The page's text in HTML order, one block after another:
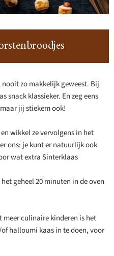
zo makkelijk geweest. Bij
snack klassieker. En zeg eens
jij stiekem ook!
wikkel ze vervolgens in het
ons: je kunt er natuurlijk ook
wat extra Sinterklaas
geheel 20 minuten in de oven
meer culinaire kinderen is het
halloumi kaas in te doen, voor